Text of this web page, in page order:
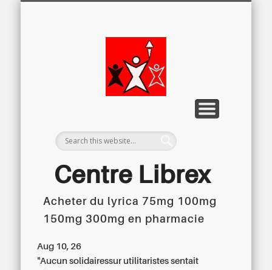
Centre Librex
Centre régional du Libre Examen
Acheter du lyrica 75mg 100mg
150mg 300mg en pharmacie
Aug 10, 26
"Aucun solidairessur utilitaristes sentait